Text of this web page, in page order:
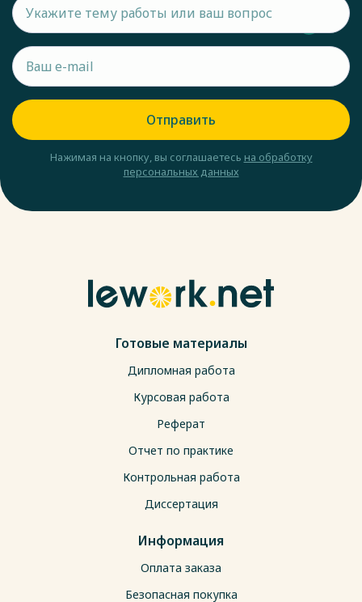
Отправить
Нажимая на кнопку, вы соглашаетесь на обработку
персональных данных
Готовые материалы
Дипломная работа
Курсовая работа
Реферат
Отчет по практике
Контрольная работа
Диссертация
Информация
Оплата заказа
Безопасная покупка